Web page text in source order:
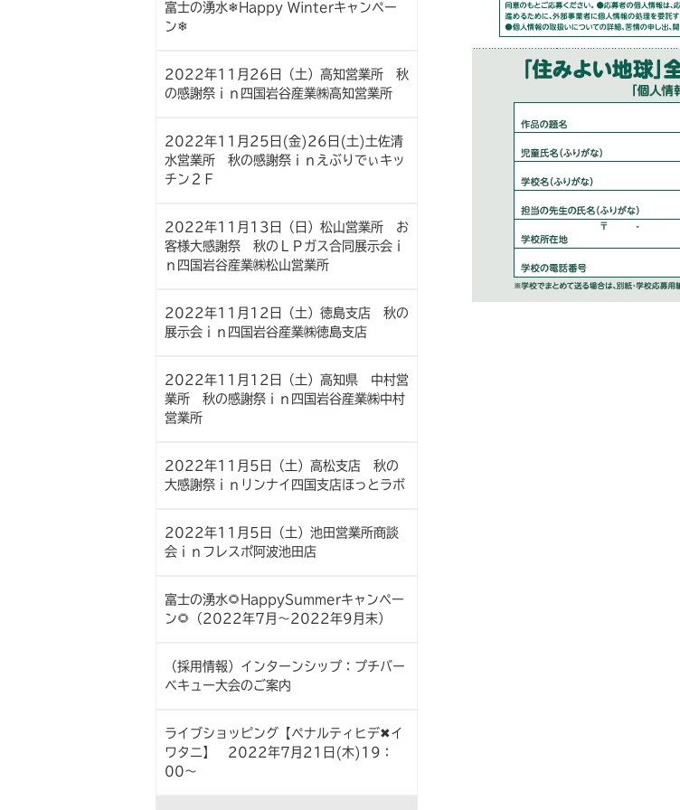
富士の湧水❄Happy Winterキャンペー
ン❄
2022年11月26日（土）高知営業所 秋
の感謝祭ｉｎ四国岩谷産業㈱高知営業所
2022年11月25日(金)26日(土)土佐清
水営業所 秋の感謝祭ｉｎえぶりでぃキッ
チン２Ｆ
2022年11月13日（日）松山営業所 お
客様大感謝祭 秋のＬＰガス合同展示会ｉ
ｎ四国岩谷産業㈱松山営業所
2022年11月12日（土）徳島支店 秋の
展示会ｉｎ四国岩谷産業㈱徳島支店
2022年11月12日（土）高知県 中村営
業所 秋の感謝祭ｉｎ四国岩谷産業㈱中村
営業所
2022年11月5日（土）高松支店 秋の
大感謝祭ｉｎリンナイ四国支店ほっとラボ
2022年11月5日（土）池田営業所商談
会ｉｎフレスポ阿波池田店
富士の湧水🌻HappySummerキャンペー
ン🌻（2022年7月～2022年9月末）
（採用情報）インターンシップ：プチバー
ベキュー大会のご案内
ライブショッピング【ペナルティヒデ✖イ
ワタニ】 2022年7月21日(木)19：
00～